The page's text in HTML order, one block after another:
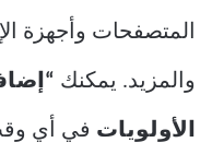
المتصفحات وأجهزة
والمزيد. يمكنك
الأولويات في أي